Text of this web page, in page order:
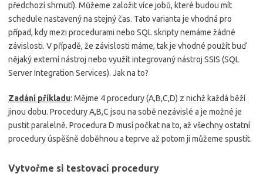
předchozí shrnutí). Můžeme založit více jobů, které budou mít
schedule nastavený na stejný čas. Tato varianta je vhodná pro
případ, kdy mezi procedurami nebo SQL skripty nemáme žádné
závislosti. V případě, že závislosti máme, tak je vhodné použít buď
nějaký externí nástroj nebo využít integrovaný nástroj SSIS (SQL
Server Integration Services). Jak na to?
Zadání příkladu: Mějme 4 procedury (A,B,C,D) z nichž každá běží
jinou dobu. Procedury A,B,C jsou na sobě nezávislé a je možné je
pustit paralelně. Procedura D musí počkat na to, až všechny ostatní
procedury úspěšně doběhnou a teprve až potom ji můžeme spustit.
Vytvořme si testovací procedury